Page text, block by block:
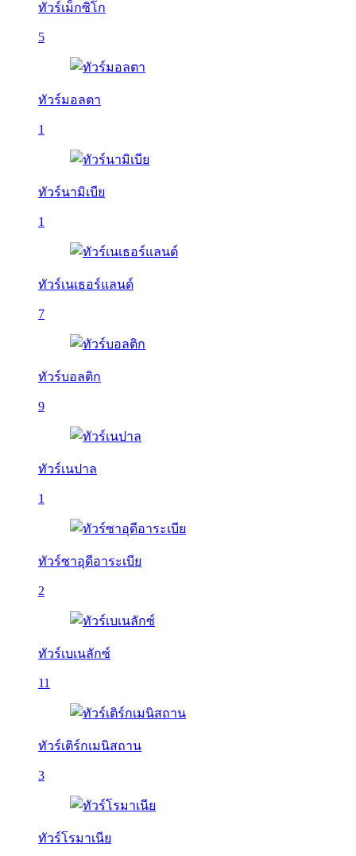
ทัวร์เม็กซิโก
5
ทัวร์มอลตา
1
ทัวร์นามิเบีย
1
ทัวร์เนเธอร์แลนด์
7
ทัวร์บอลติก
9
ทัวร์เนปาล
1
ทัวร์ซาอุดีอาระเบีย
2
ทัวร์เบเนลักซ์
11
ทัวร์เติร์กเมนิสถาน
3
ทัวร์โรมาเนีย